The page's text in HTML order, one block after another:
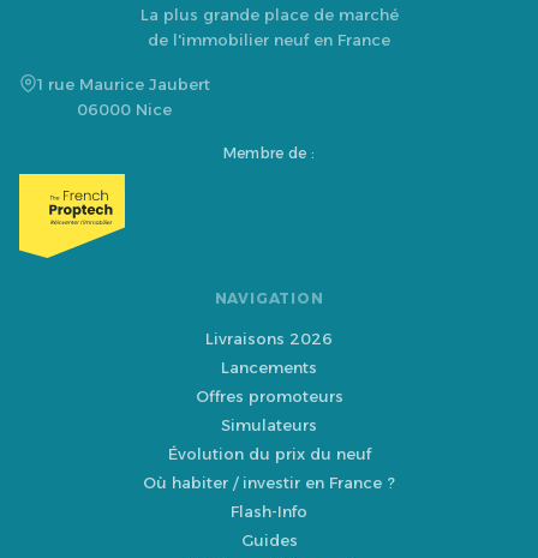
La plus grande place de marché
de l'immobilier neuf en France
1 rue Maurice Jaubert
06000 Nice
Membre de :
NAVIGATION
Livraisons 2026
Lancements
Offres promoteurs
Simulateurs
Évolution du prix du neuf
Où habiter / investir en France ?
Flash-Info
Guides